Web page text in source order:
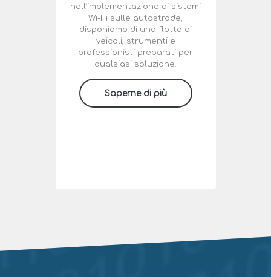
nell’implementazione di sistemi
Wi-Fi sulle autostrade,
disponiamo di una flotta di
veicoli, strumenti e
professionisti preparati per
qualsiasi soluzione.
Saperne di più